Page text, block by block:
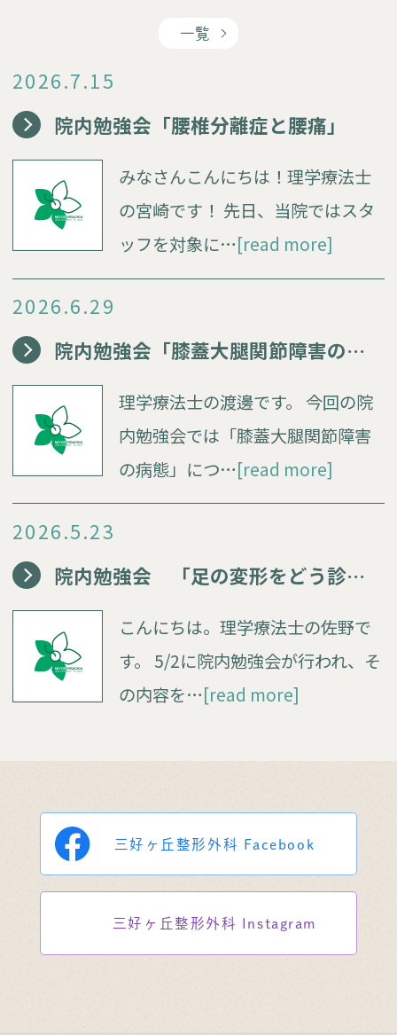
一覧
2026.7.15
院内勉強会「腰椎分離症と腰痛」
みなさんこんにちは！理学療法士
の宮崎です！ 先日、当院ではスタ
ッフを対象に…[read more]
2026.6.29
院内勉強会「膝蓋大腿関節障害の病態」
理学療法士の渡邊です。 今回の院
内勉強会では「膝蓋大腿関節障害
の病態」につ…[read more]
2026.5.23
院内勉強会 「足の変形をどう診る？」
こんにちは。理学療法士の佐野で
す。 5/2に院内勉強会が行われ、そ
の内容を…[read more]
三好ヶ丘整形外科 Facebook
三好ヶ丘整形外科 Instagram